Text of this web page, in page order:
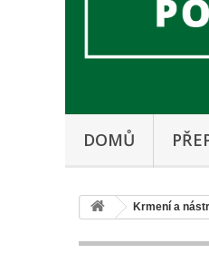
DOMŮ
Krmení a